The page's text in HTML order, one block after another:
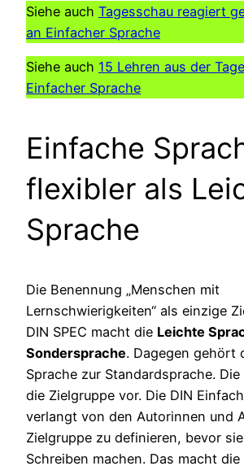
Siehe auch Tagesschau reagiert
an Einfacher Sprache
Siehe auch 15 Lehren aus der
Einfacher Sprache
Einfache
flexibler als
Sprache
Die Benennung „Menschen mit
Lernschwierigkeiten“ als einzige
DIN SPEC macht die Leichte
Sondersprache. Dagegen gehört
Sprache zur Standardsprache. Die
die Zielgruppe vor. Die DIN
verlangt von den Autorinnen und
Zielgruppe zu definieren, bevor
Schreiben machen. Das macht